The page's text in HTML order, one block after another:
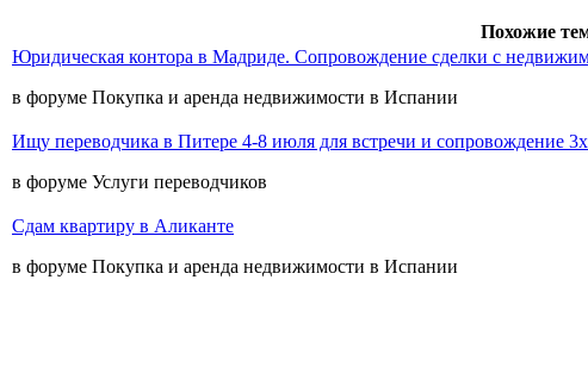
Похожие
Юридическая контора в Мадриде. Сопровождение сделки с
в форуме Покупка и аренда недвижимости в Испании
Ищу переводчика в Питере 4-8 июля для встречи и сопровождение
в форуме Услуги переводчиков
Сдам квартиру в Аликанте
в форуме Покупка и аренда недвижимости в Испании